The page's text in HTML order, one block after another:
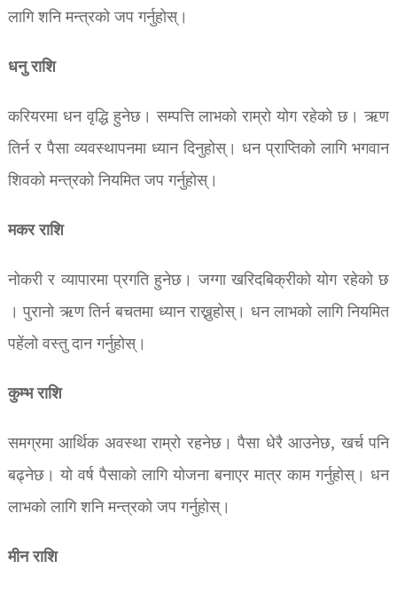
लागि शनि मन्त्रको जप गर्नुहोस्।
धनु राशि
करियरमा धन वृद्धि हुनेछ। सम्पत्ति लाभको राम्रो योग रहेको छ। ऋण
तिर्न र पैसा व्यवस्थापनमा ध्यान दिनुहोस्। धन प्राप्तिको लागि भगवान
शिवको मन्त्रको नियमित जप गर्नुहोस्।
मकर राशि
नोकरी र व्यापारमा प्रगति हुनेछ। जग्गा खरिदबिक्रीको योग रहेको छ
। पुरानो ऋण तिर्न बचतमा ध्यान राख्नुहोस्। धन लाभको लागि नियमित
पहेंलो वस्तु दान गर्नुहोस्।
कुम्भ राशि
समग्रमा आर्थिक अवस्था राम्रो रहनेछ। पैसा धेरै आउनेछ, खर्च पनि
बढ्नेछ। यो वर्ष पैसाको लागि योजना बनाएर मात्र काम गर्नुहोस्। धन
लाभको लागि शनि मन्त्रको जप गर्नुहोस्।
मीन राशि